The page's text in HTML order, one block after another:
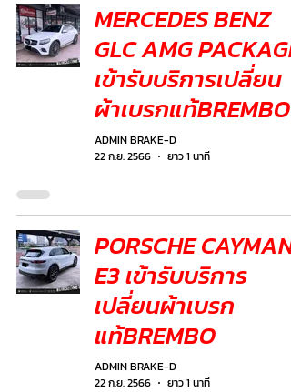
MERCEDES BENZ
GLC AMG PACKAGE
เข้ารับบริการเปลี่ยน
ผ้าเบรกแท้BREMBO
ADMIN BRAKE-D
22 ก.ย. 2566
ยาว 1 นาที
PORSCHE CAYMAN
E3 เข้ารับบริการ
เปลี่ยนผ้าเบรก
แท้BREMBO
ADMIN BRAKE-D
22 ก.ย. 2566
ยาว 1 นาที